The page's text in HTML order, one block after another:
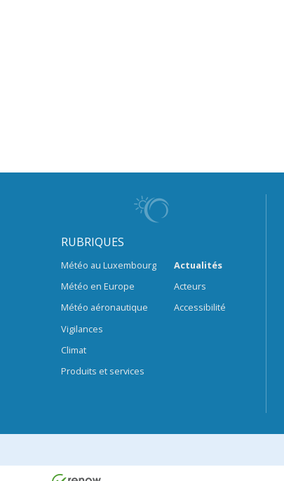
RUBRIQUES
Météo au Luxembourg
Météo en Europe
Météo aéronautique
Vigilances
Climat
Produits et services
Actualités
Acteurs
Accessibilité